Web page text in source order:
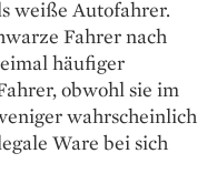
weiße Autofahrer.
Fahrer nach
häufiger
obwohl sie im
wahrscheinlich
Ware bei sich